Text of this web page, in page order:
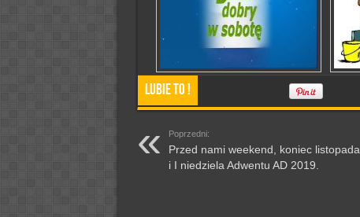
Lubie To !
Poprzedni:
Przed nami weekend, koniec listopada
i I niedziela Adwentu AD 2019.